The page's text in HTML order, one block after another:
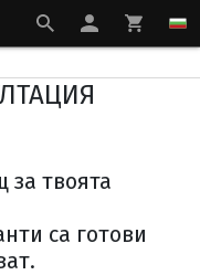
твоята
са готови